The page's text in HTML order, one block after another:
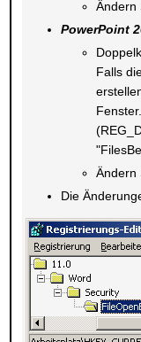
Ändern
PowerPoint
Falls
Ändern
Die